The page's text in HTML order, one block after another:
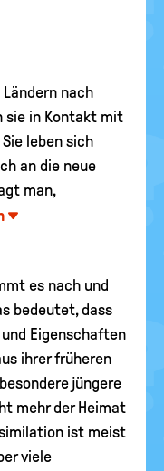
Ländern nach
sie in Kontakt mit
Sie leben sich
an die neue
man,
es nach und
bedeutet, dass
Eigenschaften
ihrer früheren
jüngere
mehr der Heimat
ist meist
viele